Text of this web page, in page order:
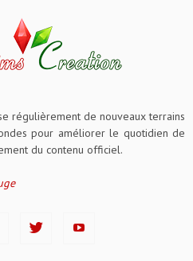
régulièrement de nouveaux terrains
pour améliorer le quotidien de
du contenu officiel.